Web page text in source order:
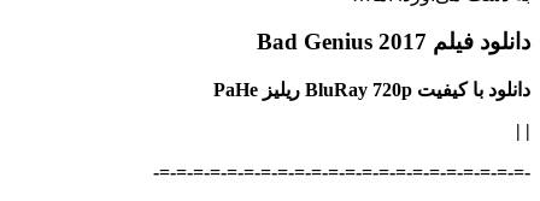
دانلود فیلم Bad Genius 2017
دانلود با کیفیت BluRay 720p ریلیز PaHe
|
|
-=-=-=-=-=-=-=-=-=-=-=-=-=-=-=-=-=-=-=-=-=-=-